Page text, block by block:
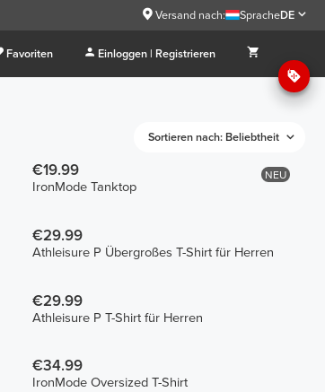
Versand nach: SpracheDE
Favoriten Einloggen | Registrieren
Sortieren nach: Beliebtheit
NEU
€19.99
IronMode Tanktop
€29.99
Athleisure P Übergroßes T-Shirt für Herren
€29.99
Athleisure P T-Shirt für Herren
€34.99
IronMode Oversized T-Shirt